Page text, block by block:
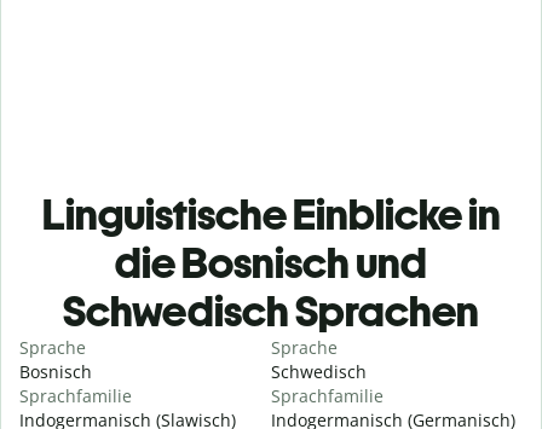
Linguistische Einblicke in
die Bosnisch und
Schwedisch Sprachen
Sprache
Bosnisch
Sprachfamilie
Indogermanisch (Slawisch)
Sprache
Schwedisch
Sprachfamilie
Indogermanisch (Germanisch)